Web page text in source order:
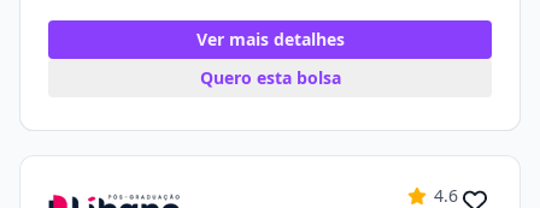
Ver mais detalhes
Quero esta bolsa
4.6